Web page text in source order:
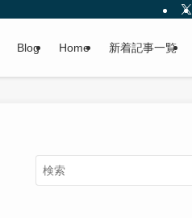
Blog Home 新着記事一覧